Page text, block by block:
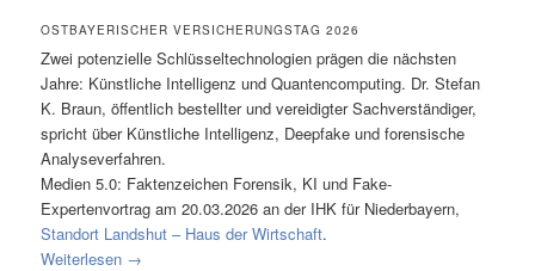
OSTBAYERISCHER VERSICHERUNGSTAG 2026
Zwei potenzielle Schlüsseltechnologien prägen die nächsten
Jahre: Künstliche Intelligenz und Quantencomputing. Dr. Stefan
K. Braun, öffentlich bestellter und vereidigter Sachverständiger,
spricht über Künstliche Intelligenz, Deepfake und forensische
Analyseverfahren.
Medien 5.0: Faktenzeichen Forensik, KI und Fake-
Expertenvortrag am 20.03.2026 an der IHK für Niederbayern,
Standort Landshut – Haus der Wirtschaft.
Weiterlesen →